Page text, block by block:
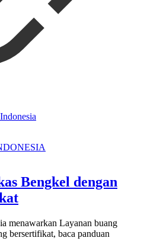
Bengkel dengan
menawarkan Layanan buang
bersertifikat, baca panduan